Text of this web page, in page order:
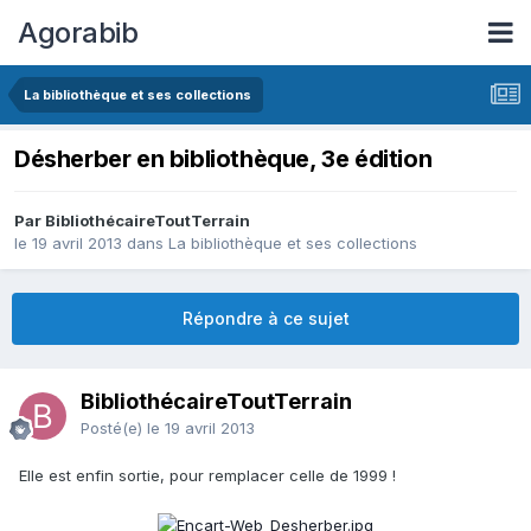
Agorabib
La bibliothèque et ses collections
Désherber en bibliothèque, 3e édition
Par BibliothécaireToutTerrain
le 19 avril 2013 dans La bibliothèque et ses collections
Répondre à ce sujet
BibliothécaireToutTerrain
Posté(e) le 19 avril 2013
Elle est enfin sortie, pour remplacer celle de 1999 !